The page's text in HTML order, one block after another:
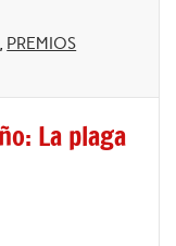
, PREMIOS
La plaga